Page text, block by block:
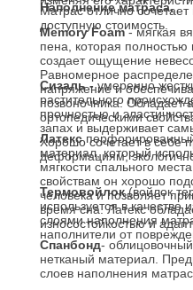
Матрас отлично сочетает
доступную стоимость.
Наполнение матраса.
Memory Foam- мягкая
пена, которая полностью
создает ощущение
Равномерное
напряжение и
позвоночника. Обладает
ортопедическими
Сизаль -умеренно
растительного
прочностью и
запах и выдерживает
Хорошо сочетает в себе
деформациям,
Латексперфорированный – пористый экологичный
материал, который
мягкости спального
свойствам он хорошо
человека и позволяет
время сна. Латекс
износостойкостью и
Термовойлок(войлок термопресованный)-
используется в
слоями наполнения
наполнители от
Спанбонд-
нетканый материал.
слоев наполнения